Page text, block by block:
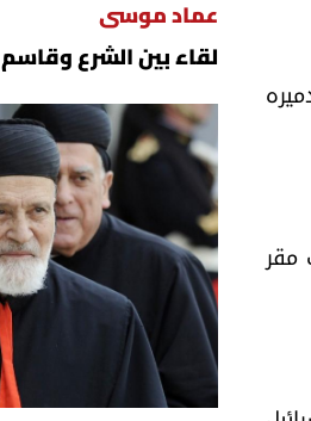
مقر
عماد موسى
لقاء بين الشرع وقاسم